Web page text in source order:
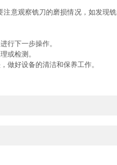
观察铣刀的磨损情况，如发现
行下一步操作。
或检测。
好设备的清洁和保养工作。